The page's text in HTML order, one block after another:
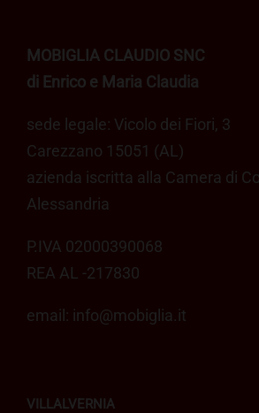
MOBIGLIA CLAUDIO SNC
di Enrico e Maria Claudia
sede legale: Vicolo dei Fiori, 3
Carezzano 15051 (AL)
azienda iscritta alla Camera di
Alessandria
P.IVA 02000390068
REA AL -217830
email: info@mobiglia.it
VILLALVERNIA